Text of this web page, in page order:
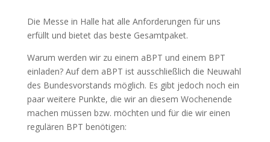
Die Messe in Halle hat alle Anforderungen für uns
erfüllt und bietet das beste Gesamtpaket.
Warum werden wir zu einem aBPT und einem BPT
einladen? Auf dem aBPT ist ausschließlich die Neuwahl
des Bundesvorstands möglich. Es gibt jedoch noch ein
paar weitere Punkte, die wir an diesem Wochenende
machen müssen bzw. möchten und für die wir einen
regulären BPT benötigen: